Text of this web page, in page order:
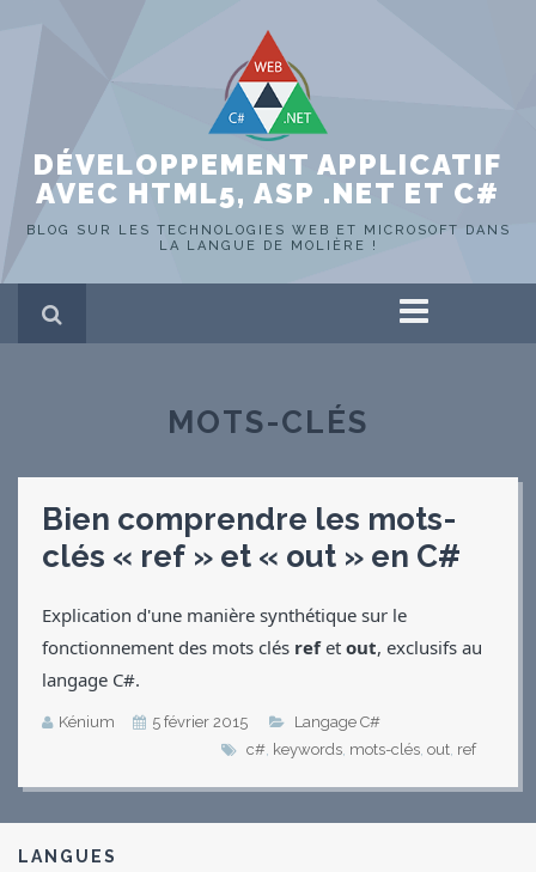
DÉVELOPPEMENT APPLICATIF
AVEC HTML5, ASP .NET ET C#
BLOG SUR LES TECHNOLOGIES WEB ET MICROSOFT DANS
LA LANGUE DE MOLIÈRE !
Hors-sujet
Portfolio
WEB
Applications
Contact
MOTS-CLÉS
Bien comprendre les mots-
clés « ref » et « out » en C#
Explication d'une manière synthétique sur le
fonctionnement des mots clés refet out, exclusifs au
langage C#.
Kénium 5 février 2015
Langage C#
c#, keywords, mots-clés, out, ref
LANGUES